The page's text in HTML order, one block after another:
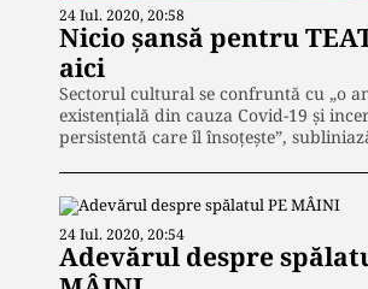
24 Iul. 2020, 20:58
Nicio șansă pentru
aici
Sectorul cultural se confruntă cu „o
existențială din cauza Covid-19 și
persistentă care îl însoțește”,
24 Iul. 2020, 20:54
Adevărul despre